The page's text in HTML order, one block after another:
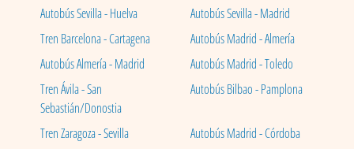
Autobús Sevilla - Huelva
Autobús Sevilla - Madrid
Tren Barcelona - Cartagena
Autobús Madrid - Almería
Autobús Almería - Madrid
Autobús Madrid - Toledo
Tren Ávila - San
Sebastián/Donostia
Autobús Bilbao - Pamplona
Tren Zaragoza - Sevilla
Autobús Madrid - Córdoba